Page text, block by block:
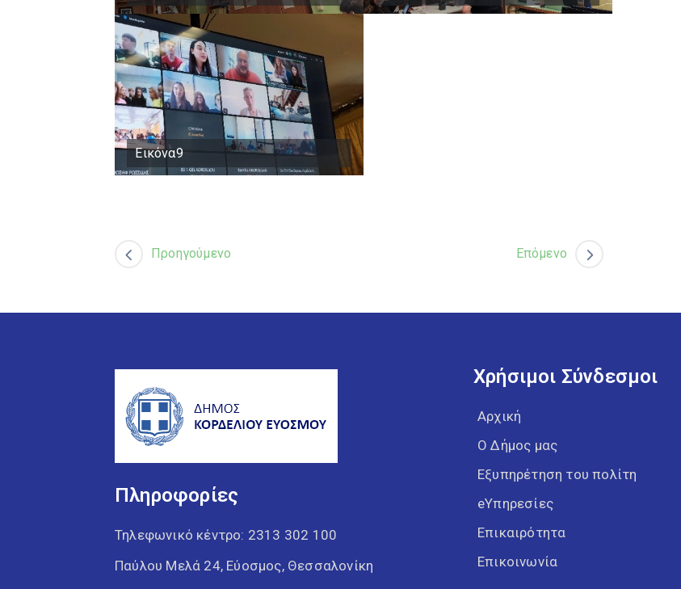
Εικόνα9
Προηγούμενο Επόμενο
Πληροφορίες
Τηλεφωνικό κέντρο: 2313 302 100
Παύλου Μελά 24, Εύοσμος, Θεσσαλονίκη
Χρήσιμοι Σύνδεσμοι
Αρχική
Ο Δήμος μας
Εξυπηρέτηση του πολίτη
eΥπηρεσίες
Επικαιρότητα
Επικοινωνία